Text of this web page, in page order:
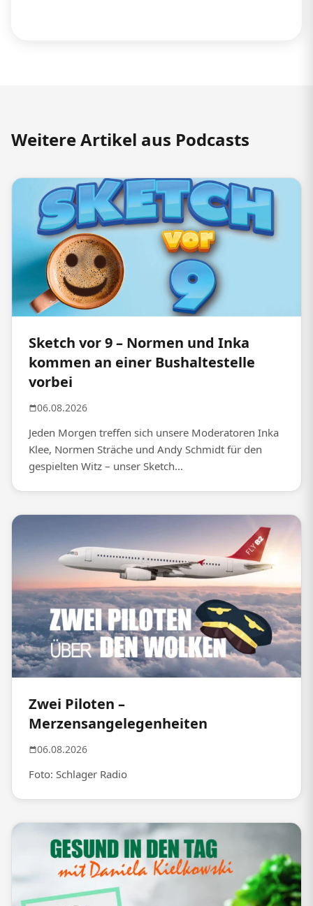
Weitere Artikel aus Podcasts
Sketch vor 9 – Normen und Inka
kommen an einer Bushaltestelle
vorbei
06.08.2026
Jeden Morgen treffen sich unsere Moderatoren Inka
Klee, Normen Sträche und Andy Schmidt für den
gespielten Witz – unser Sketch...
Zwei Piloten –
Merzensangelegenheiten
06.08.2026
Foto: Schlager Radio